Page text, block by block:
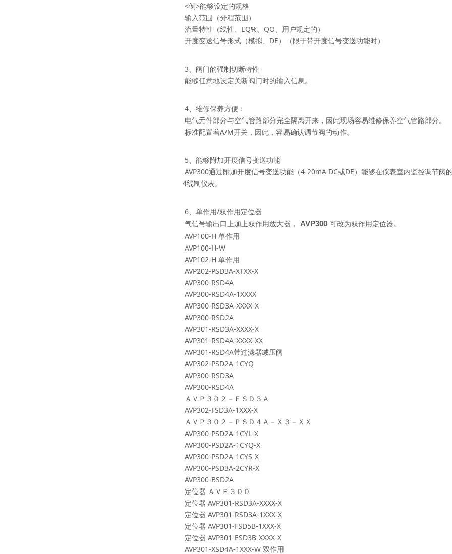
<例>能够设定的规格
输入范围（分程范围）
流量特性（线性、 EQ%、 QO、用户规定的）
开度变送信号形式（模拟、 DE）（限于带开度信号变送功能时）
3、阀门的强制切断特性
能够任意地设定关断阀门时的输入信息。
4、维修保养方便：
电气元件部分与空气管路部分完全隔离开来，因此现场容易维修保养空气管路部分。
标准配置着A/M开关，因此，容易确认调节阀的动作。
5、 能够附加开度信号变送功能
AVP300通过附加开度信号变送功能（4-20mA DC或DE）能够在仪表室内监控调节阀
4线制仪表。
6、单作用/双作用定位器
气信号输出口上加上双作用放大器，
AVP300 可改为双作用定位器。
AVP100-H 单作用
AVP100-H-W
AVP102-H 单作用
AVP202-PSD3A-XTXX-X
AVP300-RSD4A
AVP300-RSD4A-1XXXX
AVP300-RSD3A-XXXX-X
AVP300-RSD2A
AVP301-RSD3A-XXXX-X
AVP301-RSD4A-XXXX-XX
AVP301-RSD4A带过滤器减压阀
AVP302-PSD2A-1CYQ
AVP300-RSD3A
AVP300-RSD4A
ＡＶＰ３０２－ＦＳＤ３Ａ
AVP302-FSD3A-1XXX-X
ＡＶＰ３０２－ＰＳＤ４Ａ－Ｘ３－ＸＸ
AVP300-PSD2A-1CYL-X
AVP300-PSD2A-1CYQ-X
AVP300-PSD2A-1CYS-X
AVP300-PSD3A-2CYR-X
AVP300-BSD2A
定位器 ＡＶＰ３００
定位器 AVP301-RSD3A-XXXX-X
定位器 AVP301-RSD3A-1XXX-X
定位器 AVP301-FSD5B-1XXX-X
定位器 AVP301-ESD3B-XXXX-X
AVP301-XSD4A-1XXX-W 双作用